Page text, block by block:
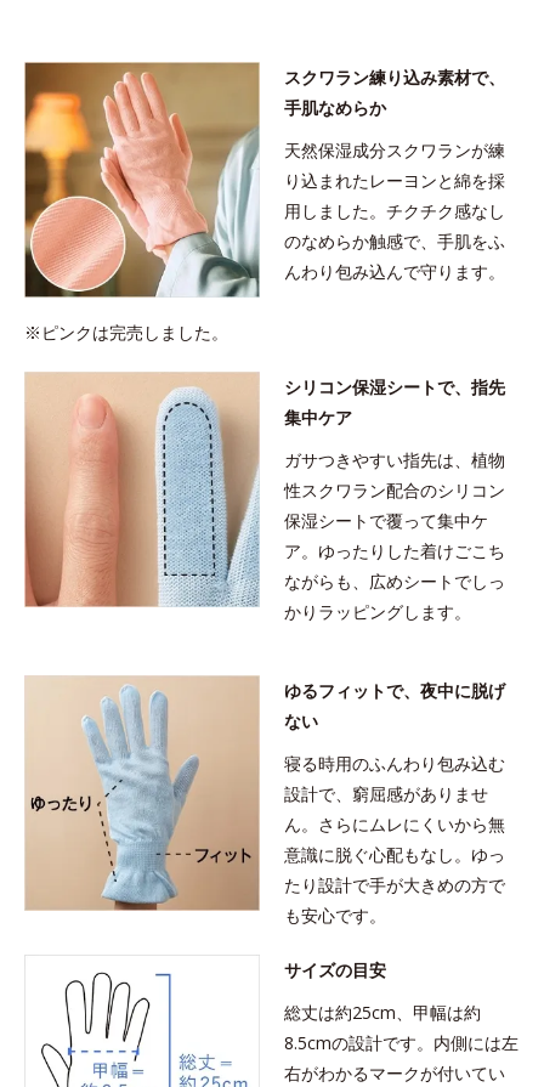
スクワラン練り込み素材で、
手肌なめらか
天然保湿成分スクワランが練
り込まれたレーヨンと綿を採
用しました。チクチク感なし
のなめらか触感で、手肌をふ
んわり包み込んで守ります。
※ピンクは完売しました。
シリコン保湿シートで、指先
集中ケア
ガサつきやすい指先は、植物
性スクワラン配合のシリコン
保湿シートで覆って集中ケ
ア。ゆったりした着けごこち
ながらも、広めシートでしっ
かりラッピングします。
ゆるフィットで、夜中に脱げ
ない
寝る時用のふんわり包み込む
設計で、窮屈感がありませ
ん。さらにムレにくいから無
意識に脱ぐ心配もなし。ゆっ
たり設計で手が大きめの方で
も安心です。
サイズの目安
総丈は約25cm、甲幅は約
8.5cmの設計です。内側には左
右がわかるマークが付いてい